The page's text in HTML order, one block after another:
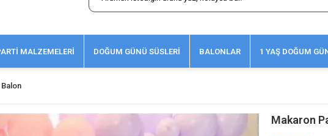
MALZEMELERİ DOĞUM GÜNÜ SÜSLERİ BALONLAR 1 YAŞ DOĞUM
Makaron